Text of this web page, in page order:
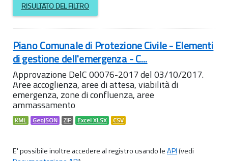
RISULTATO DEL FILTRO
Piano Comunale di Protezione Civile - Elementi
di gestione dell'emergenza - C...
Approvazione DelC 00076-2017 del 03/10/2017.
Aree accoglienza, aree di attesa, viabilità di
emergenza, zone di confluenza, aree
ammassamento
KML GeoJSON ZIP Excel XLSX CSV
E' possibile inoltre accedere al registro usando leAPI(vedi